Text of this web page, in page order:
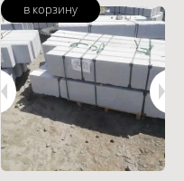
в корзину